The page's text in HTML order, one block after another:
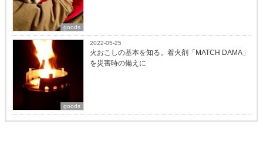
goods
goods
2022-05-25
火おこしの基本を知る。着火剤「MATCH DAMA」
を災害時の備えに